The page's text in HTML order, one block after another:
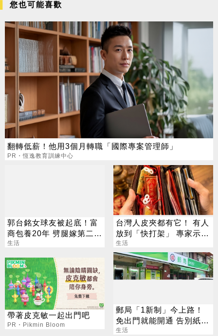
您也可能喜歡
翻轉低薪！他用3個月轉職「國際專案管理師」
PR・恆逸教育訓練中心
郭台銘女球友被起底！富
商包養20年 劈腿嫁第二任
老公
生活
台灣人皮夾都有它！ 有人
放到「快打架」 專家示
警：會過期
生活
帶著皮克敏一起出門吧
PR・Pikmin Bloom
郵局「1新制」今上路！
免出門就能開通 告別紙本
不用跑臨櫃
生活